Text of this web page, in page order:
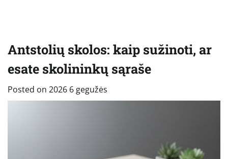
Antstolių skolos: kaip sužinoti, ar
esate skolininkų sąraše
Posted on 2026 6 gegužės